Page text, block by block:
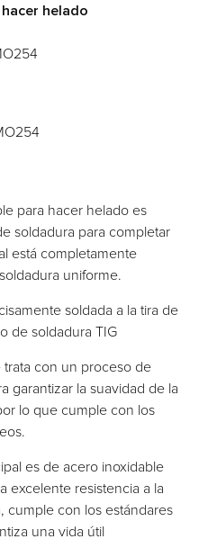
helado
para hacer helado es
soldadura para completar
está completamente
uniforme.
soldada a la tira de
de soldadura TIG
con un proceso de
garantizar la suavidad de la
lo que cumple con los
es de acero inoxidable
excelente resistencia a la
cumple con los estándares
una vida útil